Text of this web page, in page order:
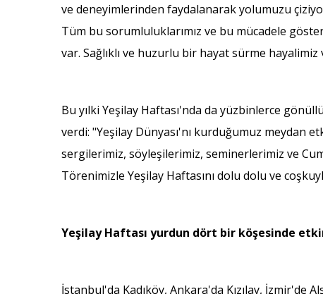
ve deneyimlerinden faydalanarak yolumuzu
Tüm bu sorumluluklarımız ve bu mücadele
var. Sağlıklı ve huzurlu bir hayat sürme hayalimiz
Bu yılki Yeşilay Haftası'nda da yüzbinlerce
verdi: "Yeşilay Dünyası'nı kurduğumuz meydan
sergilerimiz, söyleşilerimiz, seminerlerimiz ve
Törenimizle Yeşilay Haftasını dolu dolu ve
Yeşilay Haftası yurdun dört bir köşesinde
İstanbul'da Kadıköy, Ankara'da Kızılay, İzmir'de